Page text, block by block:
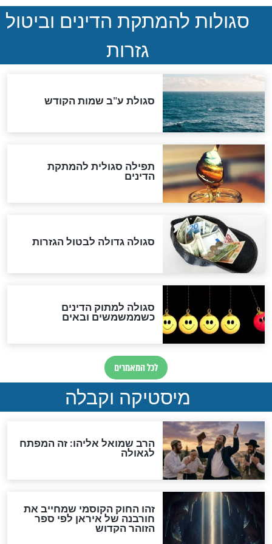
הותר לפרסום: לוחמי מילואים
נהרגו בדרום לבנון
ההסכם החשאי של טראמפ
ואיראן: בלי שקיפות ועם הרבה
סימני שאלה
המסמך האבוד שנחשף
במרתפי מוסקבה: כתב היד
הנדיר של הרשב"ם התגלה
"מודה לקב"ה על כל השנים"
לכל המאמרים
אחרית הימים
האם אפשר לחשב את הקץ?